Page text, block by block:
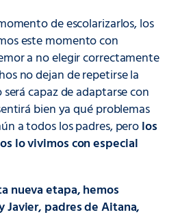
de escolarizarlos, los
este momento con
a no elegir correctamente
no dejan de repetirse la
capaz de adaptarse con
bien ya qué problemas
a todos los padres, perolos
lo vivimos con especial
nueva etapa, hemos
Javier, padres de Aitana,